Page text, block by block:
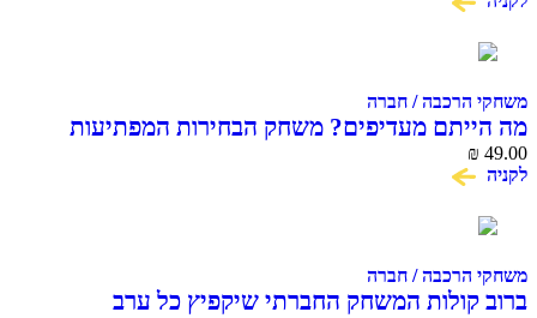
/ חברה
מעדיפים? משחק הבחירות המפתיעות
/ חברה
המשחק החברתי שיקפיץ כל ערב